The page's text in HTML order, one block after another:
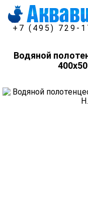
+7 (495) 729-
Водяной